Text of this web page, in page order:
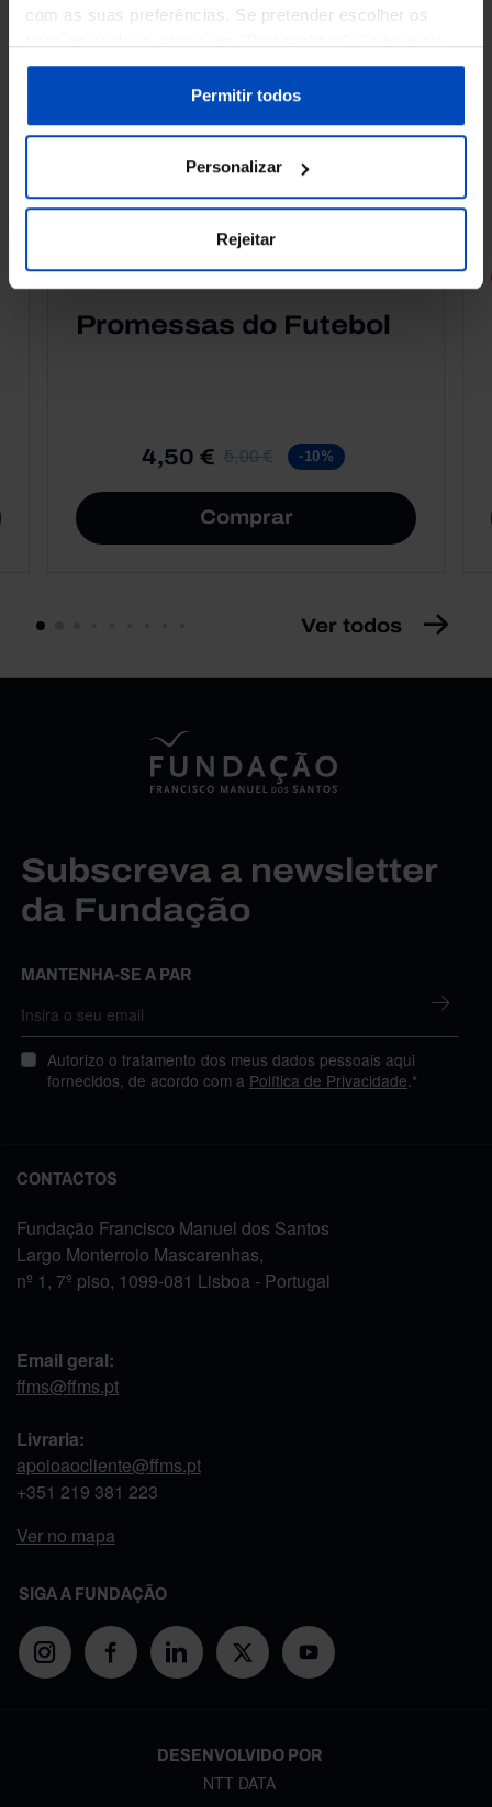
com as suas preferências. Se pretender escolher os
sobre cookies através da gestão de preferências ou da
Política de Cookies.
Permitir todos
Personalizar
Rejeitar
RETRATOS
Promessas do Futebol
4,50 € 5,00 € -10%
Comprar
Ver todos
Subscreva a newsletter
da Fundação
MANTENHA-SE A PAR
Autorizo o tratamento dos meus dados pessoais aqui
fornecidos, de acordo com a Política de Privacidade .*
CONTACTOS
Fundação Francisco Manuel dos Santos
Largo Monterroio Mascarenhas,
nº 1, 7º piso, 1099-081 Lisboa - Portugal
Email geral:
ffms@ffms.pt
Livraria:
apoioaocliente@ffms.pt
+351 219 381 223
Ver no mapa
SIGA A FUNDAÇÃO
DESENVOLVIDO POR
NTT DATA